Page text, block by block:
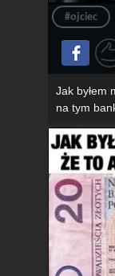
#ojciec
Jak byłem
na tym